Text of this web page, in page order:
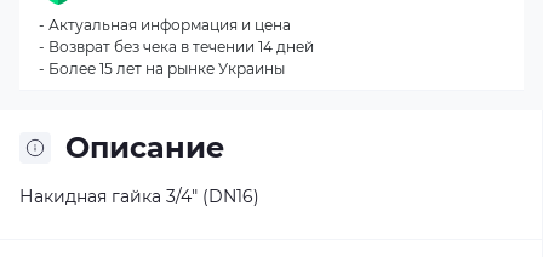
Описание
Накидная гайка 3/4" (DN16)
- Актуальная информация и цена
- Возврат без чека в течении 14 дней
- Более 15 лет на рынке Украины